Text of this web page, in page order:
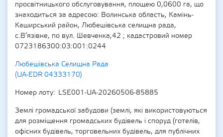
просвітницького обслуговування, площею 0,0600 га, що
знаходиться за адресою: Волинська область, Камінь-
Каширський район, Любешівська селищна рада,
с.В’язівне, по вул. Шевченка,42 ; кадастровий номер
0723186300:03:001:0244
Любешівська Селищна Рада
(UA-EDR 04333170)
Номер лоту
LSE001-UA-20260506-85885
Землі громадської забудови (землі, які використовуються
для розміщення громадських будівель і споруд (готелів,
офісних будівель, торговельних будівель, для публічних